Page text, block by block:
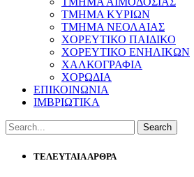
ΤΜΗΜΑ ΚΥΡΙΩΝ
ΤΜΗΜΑ ΝΕΟΛΑΙΑΣ
ΧΟΡΕΥΤΙΚΟ ΠΑΙΔΙΚΟ
ΧΟΡΕΥΤΙΚΟ ΕΝΗΛΙΚΩΝ
ΧΑΛΚΟΓΡΑΦΙΑ
ΧΟΡΩΔΙΑ
ΕΠΙΚΟΙΝΩΝΙΑ
ΙΜΒΡΙΩΤΙΚΑ
ΤΕΛΕΥΤΑΙΑ ΑΡΘΡΑ